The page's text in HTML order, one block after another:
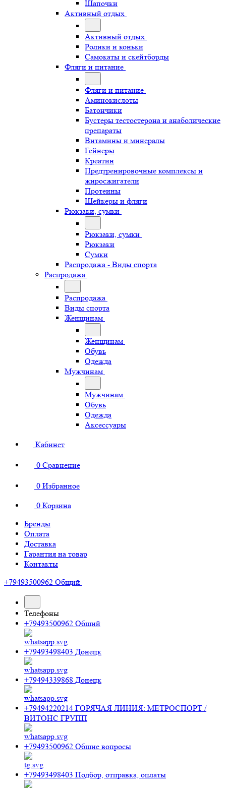
Шапочки
Активный отдых
Активный отдых
Ролики и коньки
Самокаты и скейтборды
Фляги и питание
Фляги и питание
Аминокислоты
Батончики
Бустеры тестостерона и анаболические
препараты
Витамины и минералы
Гейнеры
Креатин
Предтренировочные комплексы и
жиросжигатели
Протеины
Шейкеры и фляги
Рюкзаки, сумки
Рюкзаки, сумки
Рюкзаки
Сумки
Распродажа - Виды спорта
Распродажа
Распродажа
Виды спорта
Женщинам
Женщинам
Обувь
Одежда
Мужчинам
Мужчинам
Обувь
Одежда
Аксессуары
Кабинет
0 Сравнение
0 Избранное
0 Корзина
Бренды
Оплата
Доставка
Гарантия на товар
Контакты
+79493500962 Общий
Телефоны
+79493500962 Общий
+79493498403 Донецк
+79494339868 Донецк
+79494220214 ГОРЯЧАЯ ЛИНИЯ: МЕТРОСПОРТ /
ВИТОНС ГРУПП
+79493500962 Общие вопросы
+79493498403 Подбор, отправка, оплаты